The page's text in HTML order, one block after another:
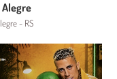
- RS